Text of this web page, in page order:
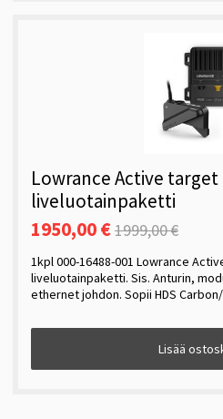
Lowrance Active target
liveluotainpaketti
1950,00 €1999,00 €
1kpl 000-16488-001 Lowrance
liveluotainpaketti. Sis. Anturin,
ethernet johdon. Sopii HDS
Lisää